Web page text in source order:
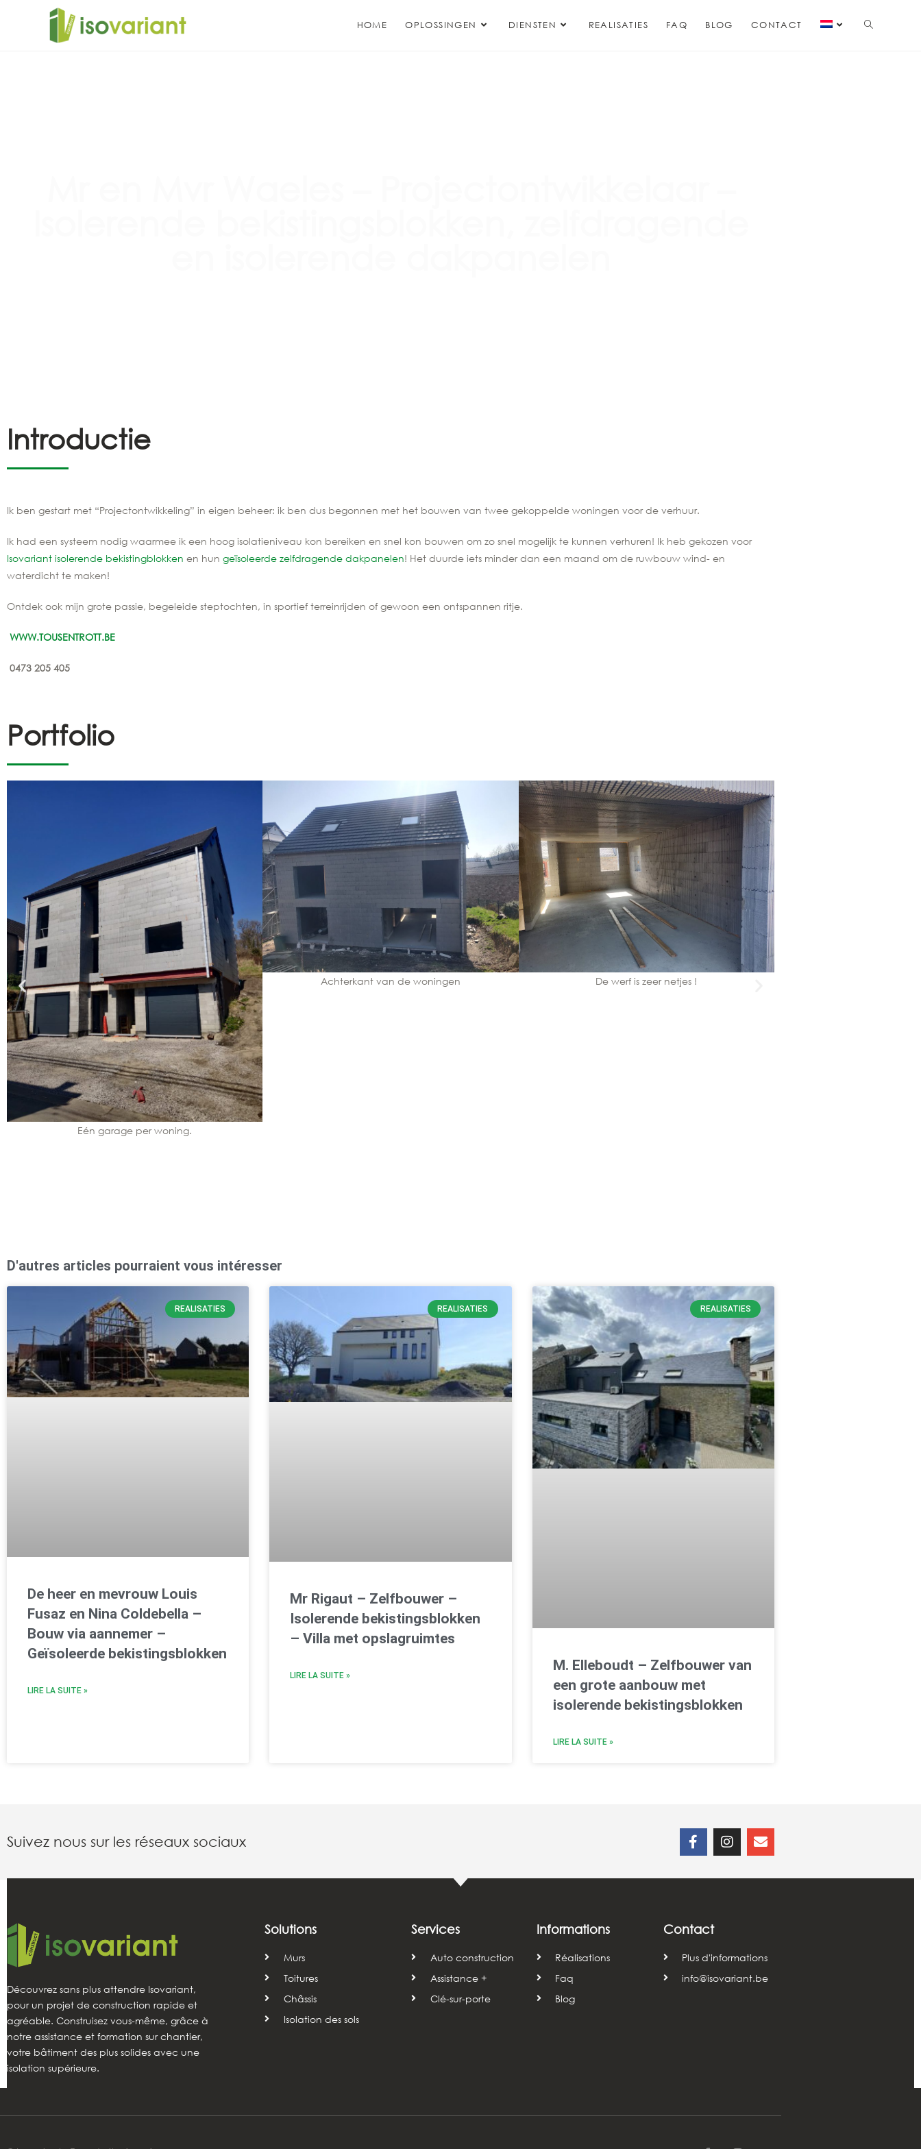
HOME OPLOSSINGEN DIENSTEN REALISATIES FAQ BLOG CONTACT
Introductie
Ik ben gestart met “Projectontwikkeling” in eigen beheer: ik ben dus begonnen met het bouwen van twee gekoppelde woningen voor de verhuur.
Ik had een systeem nodig waarmee ik een hoog isolatieniveau kon bereiken en snel kon bouwen om zo snel mogelijk te kunnen verhuren! Ik heb gekozen voor
Isovariant isolerende bekistingblokken en hun geïsoleerde zelfdragende dakpanelen! Het duurde iets minder dan een maand om de ruwbouw wind- en
waterdicht te maken!
Ontdek ook mijn grote passie, begeleide steptochten, in sportief terreinrijden of gewoon een ontspannen ritje.
WWW.TOUSENTROTT.BE
0473 205 405
Portfolio
Eén garage per woning.
Achterkant van de woningen De werf is zeer netjes !
D'autres articles pourraient vous intéresser
REALISATIES
De heer en mevrouw Louis
Fusaz en Nina Coldebella –
Bouw via aannemer –
Geïsoleerde bekistingsblokken
LIRE LA SUITE »
REALISATIES
Mr Rigaut – Zelfbouwer –
Isolerende bekistingsblokken
– Villa met opslagruimtes
LIRE LA SUITE »
REALISATIES
M. Elleboudt – Zelfbouwer van
een grote aanbouw met
isolerende bekistingsblokken
LIRE LA SUITE »
Suivez nous sur les réseaux sociaux
Découvrez sans plus attendre Isovariant,
pour un projet de construction rapide et
agréable. Construisez vous-même, grâce à
notre assistance et formation sur chantier,
votre bâtiment des plus solides avec une
isolation supérieure.
Solutions
Murs
Toitures
Châssis
Isolation des sols
Services
Auto construction
Assistance +
Clé-sur-porte
Informations
Réalisations
Faq
Blog
Contact
Plus d'informations
info@isovariant.be